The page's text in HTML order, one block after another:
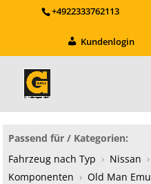
+4922333762113
Kundenlogin
Passend für / Kategorien:
Fahrzeug nach Typ › Nissan ›
Komponenten › Old Man Emu